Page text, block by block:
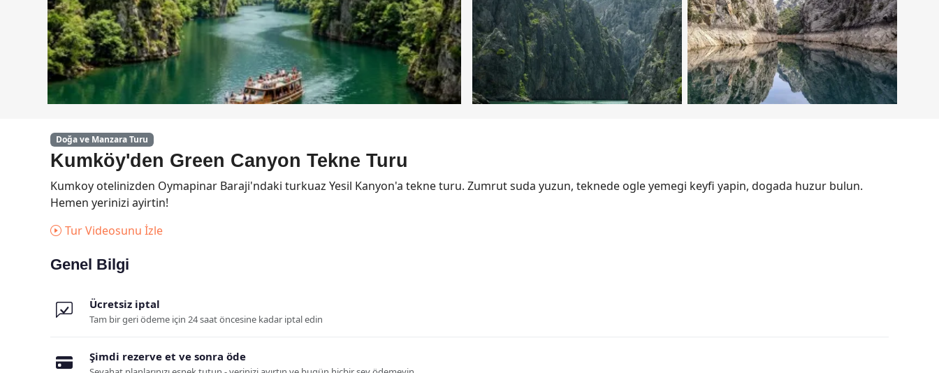
Doğa ve Manzara Turu
Kumköy'den Green Canyon Tekne Turu
Kumkoy otelinizden Oymapinar Baraji'ndaki turkuaz Yesil Kanyon'a tekne turu. Zumrut suda yuzun, teknede ogle yemegi keyfi yapin, dogada huzur bulun.
Hemen yerinizi ayirtin!
Tur Videosunu İzle
Genel Bilgi
Ücretsiz iptal
Tam bir geri ödeme için 24 saat öncesine kadar iptal edin
Şimdi rezerve et ve sonra öde